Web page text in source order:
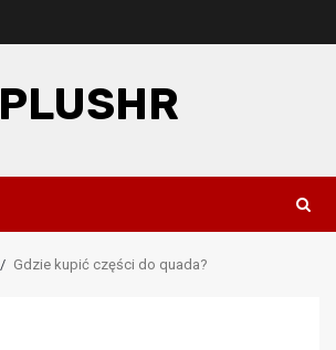
PLUSHR
Gdzie kupić części do quada?